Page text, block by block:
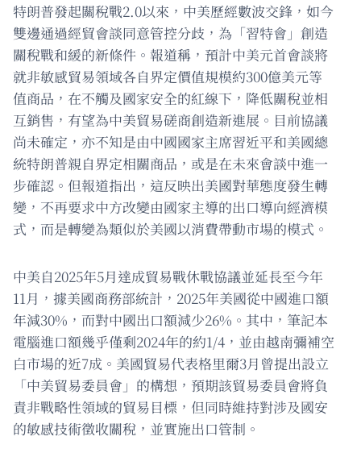
特朗普發起關稅戰2.0以來，中美歷經數波交鋒，如今
雙邊通過經貿會談同意管控分歧，為「習特會」創造
關稅戰和緩的新條件。報道稱，預計中美元首會談將
就非敏感貿易領域各自界定價值規模約300億美元等
值商品，在不觸及國家安全的紅線下，降低關稅並相
互銷售，有望為中美貿易磋商創造新進展。目前協議
尚未確定，亦不知是由中國國家主席習近平和美國總
統特朗普親自界定相關商品，或是在未來會談中進一
步確認。但報道指出，這反映出美國對華態度發生轉
變，不再要求中方改變由國家主導的出口導向經濟模
式，而是轉變為類似於美國以消費帶動市場的模式。
中美自2025年5月達成貿易戰休戰協議並延長至今年
11月，據美國商務部統計，2025年美國從中國進口額
年減30%，而對中國出口額減少26%。其中，筆記本
電腦進口額幾乎僅剩2024年的約1/4，並由越南彌補空
白市場的近7成。美國貿易代表格里爾3月曾提出設立
「中美貿易委員會」的構想，預期該貿易委員會將負
責非戰略性領域的貿易目標，但同時維持對涉及國安
的敏感技術徵收關稅，並實施出口管制。